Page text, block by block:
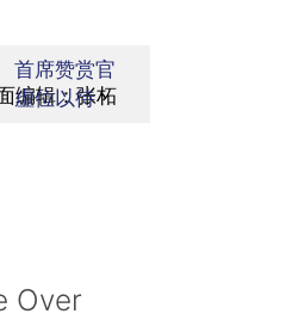
编辑：张柘
首席赞赏官
虚位以待
Over